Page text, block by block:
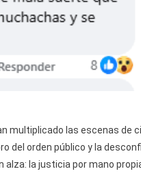
multiplicado las escenas de
del orden público y la
alza: la justicia por mano